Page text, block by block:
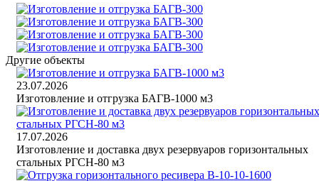
Другие объекты
23.07.2026
Изготовление и отгрузка БАГВ-1000 м3
17.07.2026
Изготовление и доставка двух резервуаров горизонтальных
стальных РГСН-80 м3